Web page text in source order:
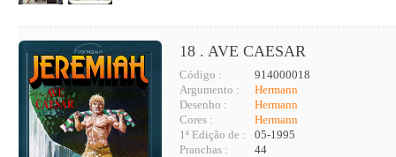
18 . AVE CAESAR
Código :
914000018
Argumento :
Hermann
Desenho :
Hermann
Cores :
Hermann
1ª Edição de :
05-1995
Pranchas :
44